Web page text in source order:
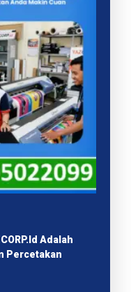
Adalah
Percetakan